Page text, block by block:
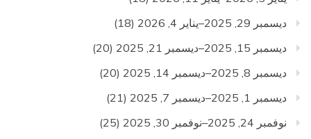
ديسمبر 29, 2025–يناير 4, 2026
(18)
ديسمبر 15, 2025–ديسمبر 21, 2025
(20)
ديسمبر 8, 2025–ديسمبر 14, 2025
(20)
ديسمبر 1, 2025–ديسمبر 7, 2025
(21)
نوفمبر 24, 2025–نوفمبر 30, 2025
(25)